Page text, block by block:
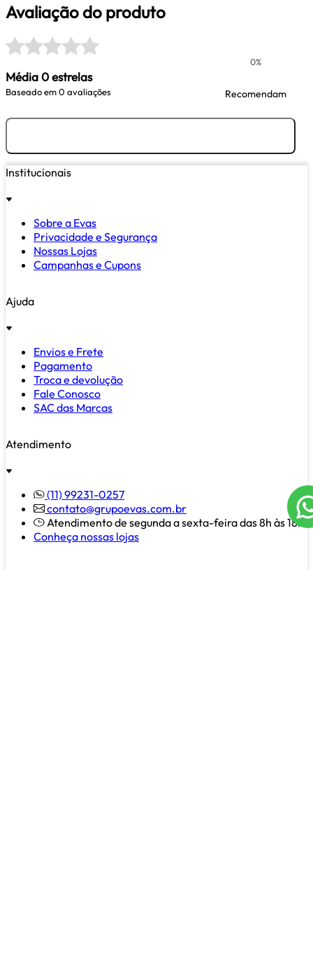
Avaliação do produto
Média 0 estrelas
Baseado em0 avaliações
0%
Recomendam
Institucionais
Sobre a Evas
Privacidade e Segurança
Nossas Lojas
Campanhas e Cupons
Ajuda
Envios e Frete
Pagamento
Troca e devolução
Fale Conosco
SAC das Marcas
Atendimento
(11) 99231-0257
contato@grupoevas.com.br
Atendimento de segunda a sexta-feira das 8h às 18h
Conheça nossas lojas